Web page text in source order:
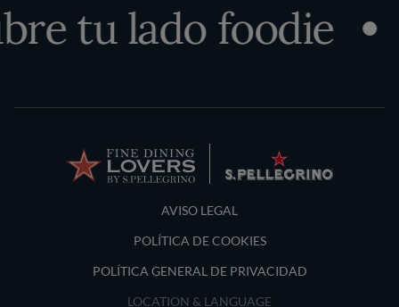
tu lado foodie
Terms and Conditions
AVISO LEGAL
POLÍTICA DE COOKIES
POLÍTICA GENERAL DE PRIVACIDAD
LOCATION & LANGUAGE